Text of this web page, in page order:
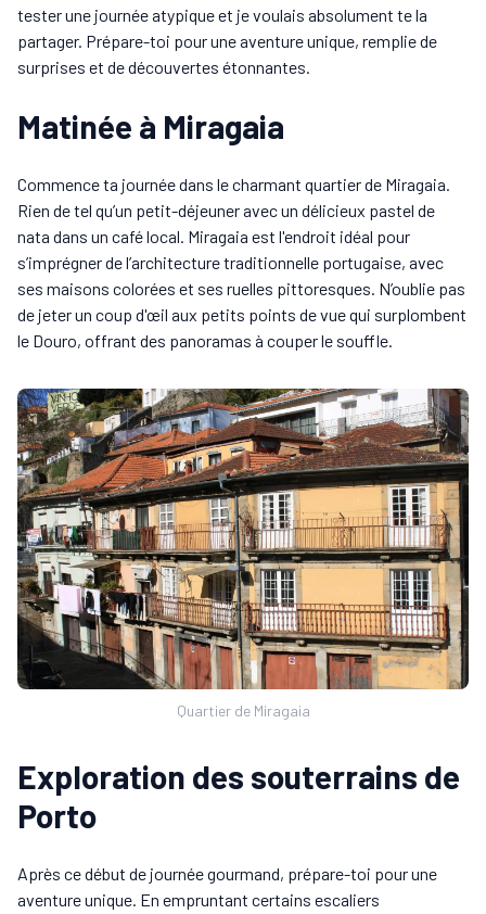
tester une journée atypique et je voulais absolument te la
partager. Prépare-toi pour une aventure unique, remplie de
surprises et de découvertes étonnantes.
Matinée à Miragaia
Commence ta journée dans le charmant quartier de Miragaia.
Rien de tel qu’un petit-déjeuner avec un délicieux pastel de
nata dans un café local. Miragaia est l'endroit idéal pour
s’imprégner de l’architecture traditionnelle portugaise, avec
ses maisons colorées et ses ruelles pittoresques. N’oublie pas
de jeter un coup d'œil aux petits points de vue qui surplombent
le Douro, offrant des panoramas à couper le souffle.
Quartier de Miragaia
Exploration des souterrains de
Porto
Après ce début de journée gourmand, prépare-toi pour une
aventure unique. En empruntant certains escaliers